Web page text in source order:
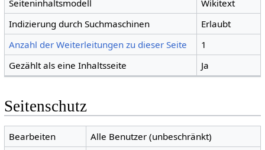
Seiteninhaltsmodell
Wikitext
Indizierung durch Suchmaschinen
Erlaubt
Anzahl der Weiterleitungen zu dieser Seite
1
Gezählt als eine Inhaltsseite
Ja
Seitenschutz
Bearbeiten
Alle Benutzer (unbeschränkt)